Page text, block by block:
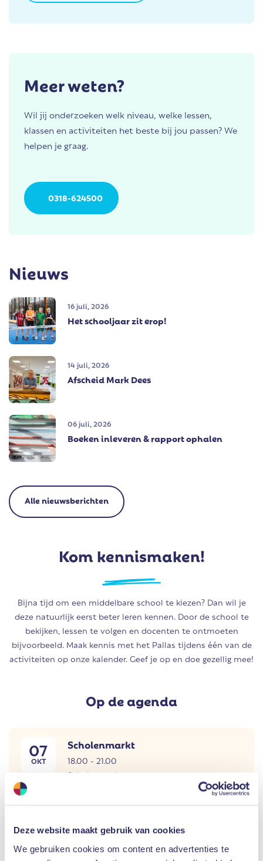
Deze website maakt gebruik van cookies
We gebruiken cookies om content en advertenties te
Meer weten?
Wil jij onderzoeken welk niveau, welke lessen,
klassen en activiteiten het beste bij jou passen? We
helpen je graag.
0318-624500
Nieuws
16 juli, 2026
Het schooljaar zit erop!
14 juli, 2026
Afscheid Mark Dees
06 juli, 2026
Boeken inleveren & rapport ophalen
Alle nieuwsberichten
Kom kennismaken!
Bijna tijd om een middelbare school te kiezen? Dan wil je
deze natuurlijk eerst beter leren kennen. Door de school te
bekijken, lessen te volgen en docenten te ontmoeten
bijvoorbeeld. Maak kennis met het Pallas tijdens één van de
activiteiten op onze kalender. Geef je op en doe gezellig mee!
Op de agenda
07
OKT
Scholenmarkt
18.00 - 21.00
Scholenmarkt
Aanmelden